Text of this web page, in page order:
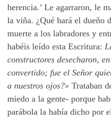
herencia.’ Le agarraron, le
la viña. ¿Qué hará el dueño
muerte a los labradores y
habéis leído esta Escritura:
constructores desecharon,
convertido; fue el Señor
a nuestros ojos?» Trataban
miedo a la gente- porque
parábola la había dicho por